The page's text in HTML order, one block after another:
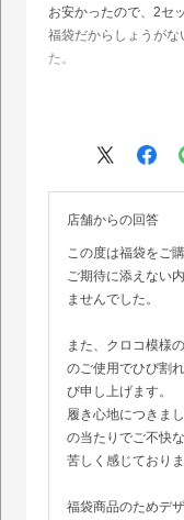
お安かったので、2セ
福袋だからしょうが
た。
クロコ模様のは1回履
黄色なのでかなり目
踵部分も飛び出てる
す。
なので怖くて黒の運
のですが。
福袋にしても残念で
店舗からの回答
この度は福袋をご
ご期待に添えない
ませんでした。
また、クロコ模様
のご使用でひび割
び申し上げます。
履き心地につきま
の当たりでご不快
苦しく感じておりま
福袋商品のためデ